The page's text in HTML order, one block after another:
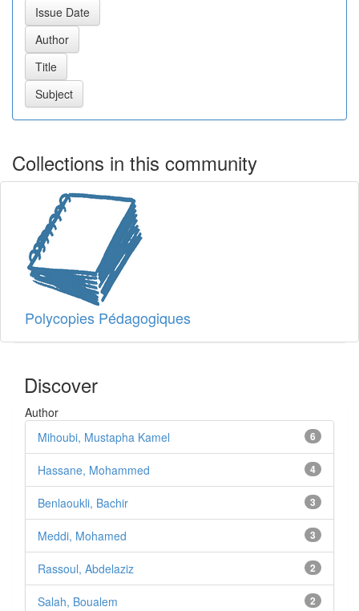
Collections in this community
Polycopies Pédagogiques
Discover
Author
6
Mihoubi, Mustapha Kamel
4
Hassane, Mohammed
3
Benlaoukli, Bachir
3
Meddi, Mohamed
2
Rassoul, Abdelaziz
2
Salah, Boualem